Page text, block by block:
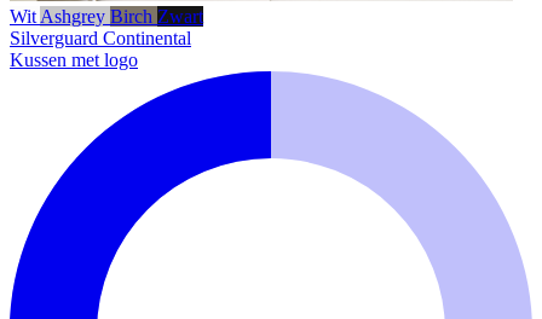
Wit Ashgrey Birch Zwart
Silverguard Continental
Kussen met logo